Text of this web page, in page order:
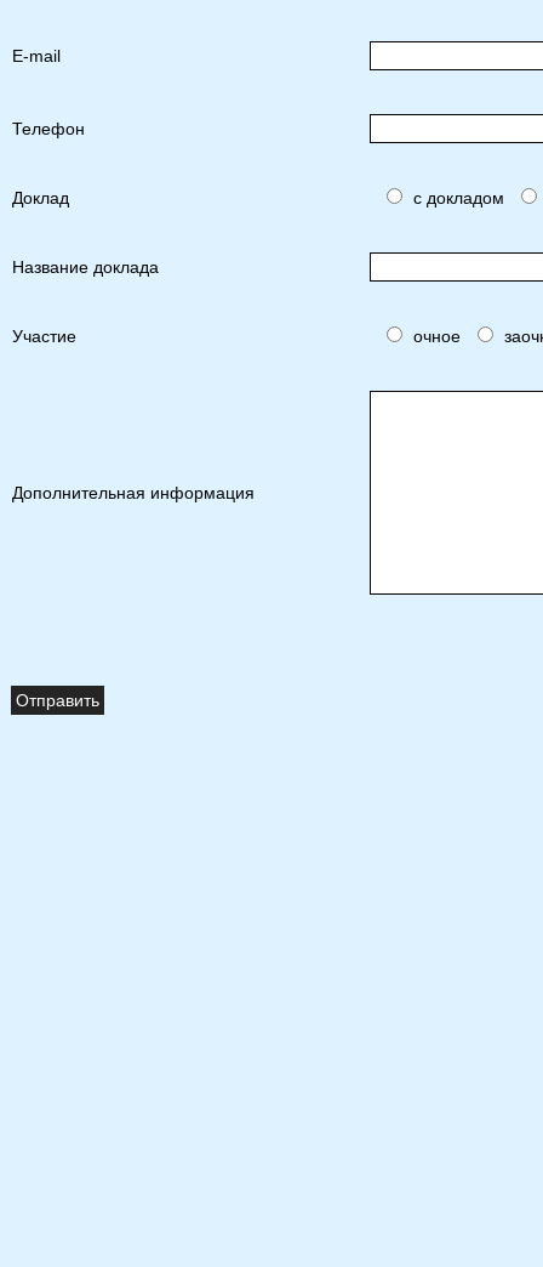
E-mail
Телефон
Доклад с докладом
Название доклада
Участие очное
Дополнительная информация